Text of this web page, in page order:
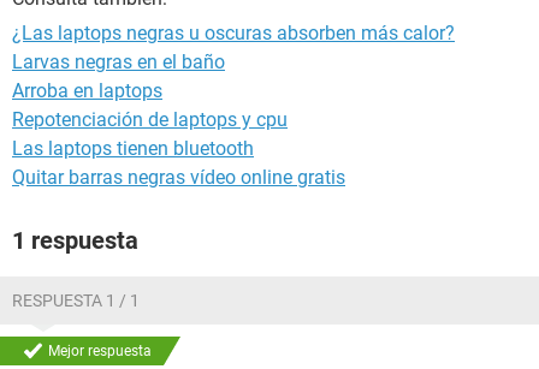
¿Las laptops negras u oscuras absorben más calor?
Larvas negras en el baño
Arroba en laptops
Repotenciación de laptops y cpu
Las laptops tienen bluetooth
Quitar barras negras vídeo online gratis
1 respuesta
RESPUESTA 1 / 1
Mejor respuesta